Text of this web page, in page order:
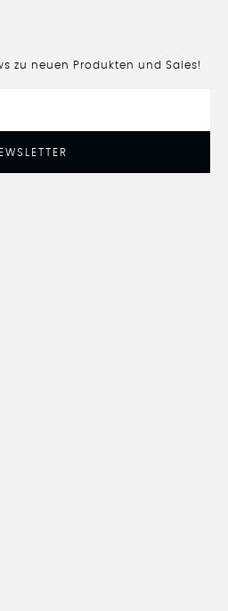
zu neuen Produkten und Sales!